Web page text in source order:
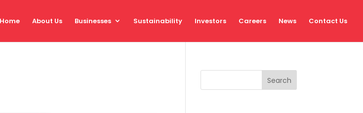
Home About Us Businesses Sustainability Investors Careers News Contact Us
Search